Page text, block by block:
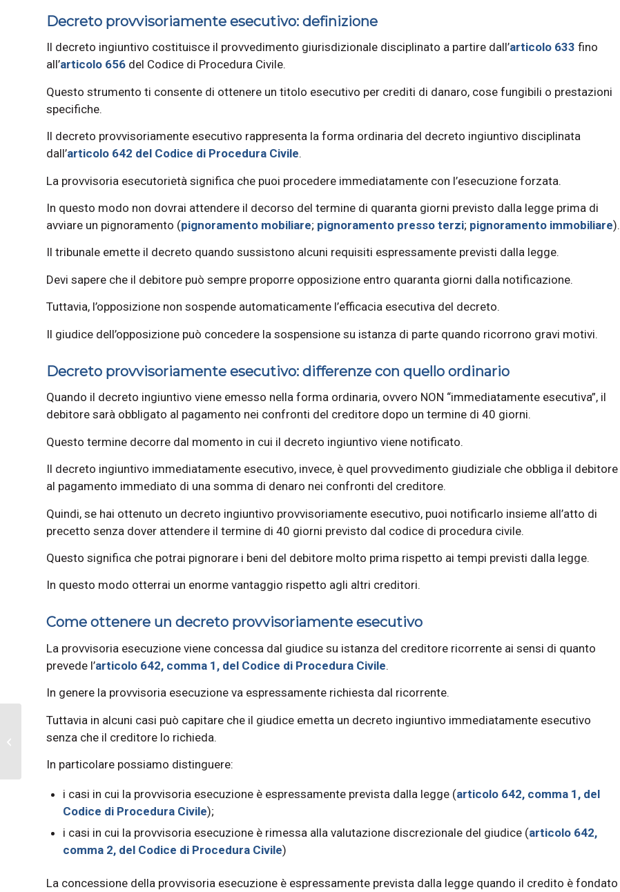
Decreto provvisoriamente esecutivo: definizione
Il decreto ingiuntivo costituisce il provvedimento giurisdizionale disciplinato a partire dall’articolo 633 fino
all’articolo 656 del Codice di Procedura Civile.
Questo strumento ti consente di ottenere un titolo esecutivo per crediti di danaro, cose fungibili o prestazioni
specifiche.
Il decreto provvisoriamente esecutivo rappresenta la forma ordinaria del decreto ingiuntivo disciplinata
dall’articolo 642 del Codice di Procedura Civile.
La provvisoria esecutorietà significa che puoi procedere immediatamente con l’esecuzione forzata.
In questo modo non dovrai attendere il decorso del termine di quaranta giorni previsto dalla legge prima di
avviare un pignoramento (pignoramento mobiliare; pignoramento presso terzi; pignoramento immobiliare).
Il tribunale emette il decreto quando sussistono alcuni requisiti espressamente previsti dalla legge.
Devi sapere che il debitore può sempre proporre opposizione entro quaranta giorni dalla notificazione.
Tuttavia, l’opposizione non sospende automaticamente l’efficacia esecutiva del decreto.
Il giudice dell’opposizione può concedere la sospensione su istanza di parte quando ricorrono gravi motivi.
Decreto provvisoriamente esecutivo: differenze con quello ordinario
Quando il decreto ingiuntivo viene emesso nella forma ordinaria, ovvero NON “immediatamente esecutiva”, il
debitore sarà obbligato al pagamento nei confronti del creditore dopo un termine di 40 giorni.
Questo termine decorre dal momento in cui il decreto ingiuntivo viene notificato.
Il decreto ingiuntivo immediatamente esecutivo, invece, è quel provvedimento giudiziale che obbliga il debitore
al pagamento immediato di una somma di denaro nei confronti del creditore.
Quindi, se hai ottenuto un decreto ingiuntivo provvisoriamente esecutivo, puoi notificarlo insieme all’atto di
precetto senza dover attendere il termine di 40 giorni previsto dal codice di procedura civile.
Questo significa che potrai pignorare i beni del debitore molto prima rispetto ai tempi previsti dalla legge.
In questo modo otterrai un enorme vantaggio rispetto agli altri creditori.
Come ottenere un decreto provvisoriamente esecutivo
La provvisoria esecuzione viene concessa dal giudice su istanza del creditore ricorrente ai sensi di quanto
prevede l’articolo 642, comma 1, del Codice di Procedura Civile.
In genere la provvisoria esecuzione va espressamente richiesta dal ricorrente.
Tuttavia in alcuni casi può capitare che il giudice emetta un decreto ingiuntivo immediatamente esecutivo
senza che il creditore lo richieda.
In particolare possiamo distinguere:
i casi in cui la provvisoria esecuzione è espressamente prevista dalla legge (articolo 642, comma 1, del
Codice di Procedura Civile);
i casi in cui la provvisoria esecuzione è rimessa alla valutazione discrezionale del giudice (articolo 642,
comma 2, del Codice di Procedura Civile)
La concessione della provvisoria esecuzione è espressamente prevista dalla legge quando il credito è fondato
Recupero Legale
Podcast: presentazione